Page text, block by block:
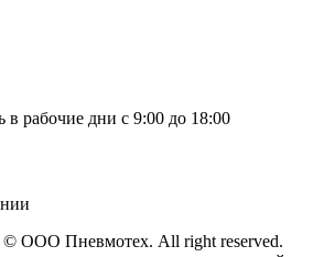
рабочие дни с 9:00 до 18:00
© ООО Пневмотех. All right reserved.